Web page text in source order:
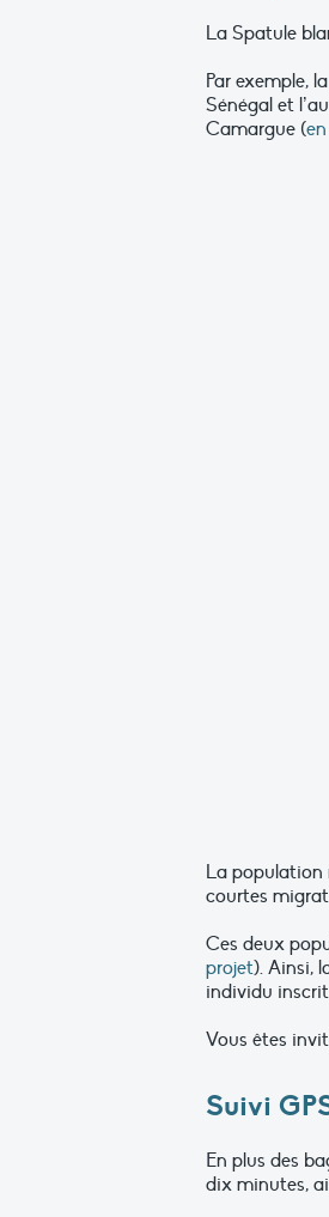
La Spatule
Par exemple,
Sénégal et
Camargue (
La population
courtes
Ces deux
projet). Ainsi,
individu inscrit
Vous êtes
Suivi
En plus des
dix minutes,